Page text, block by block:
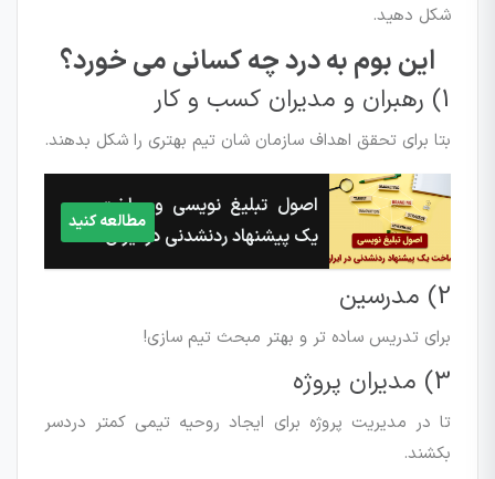
شکل دهید.
این بوم به درد چه کسانی می خورد؟
1) رهبران و مدیران کسب و کار
بتا برای تحقق اهداف سازمان شان تیم بهتری را شکل بدهند.
اصول تبلیغ نویسی و ساخت
یک پیشنهاد ردنشدنی در ایران
مطالعه کنید
2) مدرسین
برای تدریس ساده تر و بهتر مبحث تیم سازی!
3) مدیران پروژه
تا در مدیریت پروژه برای ایجاد روحیه تیمی کمتر دردسر
بکشند.